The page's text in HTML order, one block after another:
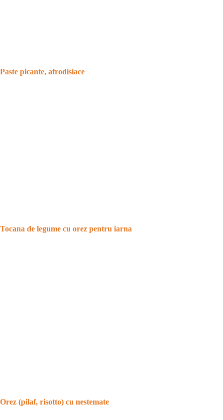
Paste picante, afrodisiace
Tocana de legume cu orez pentru iarna
Orez (pilaf, risotto) cu nestemate